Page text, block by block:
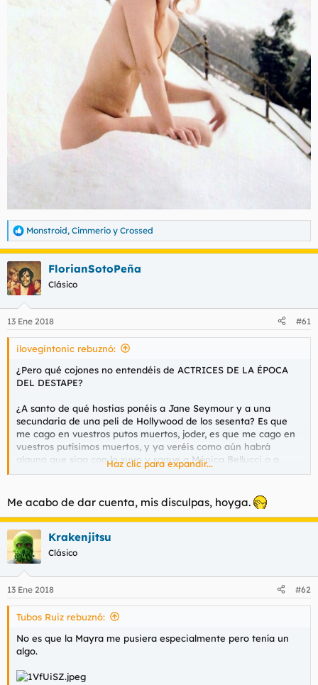
R
e
a
c
c
i
e
s
Monstroid, Cimmerio y Crossed
FlorianSotoPeña
Clásico
13 Ene 2018 #61
ilovegintonic rebuznó:
¿Pero qué cojones no entendéis de ACTRICES DE LA ÉPOCA
DEL DESTAPE?
¿A santo de qué hostias ponéis a Jane Seymour y a una
secundaria de una peli de Hollywood de los sesenta? Es que
me cago en vuestros putos muertos, joder, es que me cago en
vuestros putísimos muertos, y ya veréis como aún habrá
alguno que siga con lo suyo y saque a Mónica Bellucci o a
Jane Fonda.
Haz clic para expandir...
Me acabo de dar cuenta, mis disculpas, hoyga.
Krakenjitsu
Clásico
13 Ene 2018 #62
Tubos Ruiz rebuznó:
No es que la Mayra me pusiera especialmente pero tenía un
algo.